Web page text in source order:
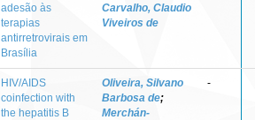
adesão às
terapias
antirretrovirais em
Brasília
Carvalho, Claudio
Viveiros de
HIV/AIDS
coinfection with
the hepatitis B
Oliveira, Silvano
Barbosa de;
Merchán-
-